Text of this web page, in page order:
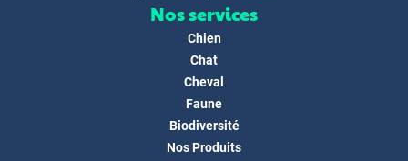
Nos services
Chien
Chat
Cheval
Faune
Biodiversité
Nos Produits